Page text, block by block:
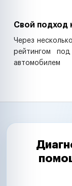
Свой подход
Через
рейтингом
автомобилем